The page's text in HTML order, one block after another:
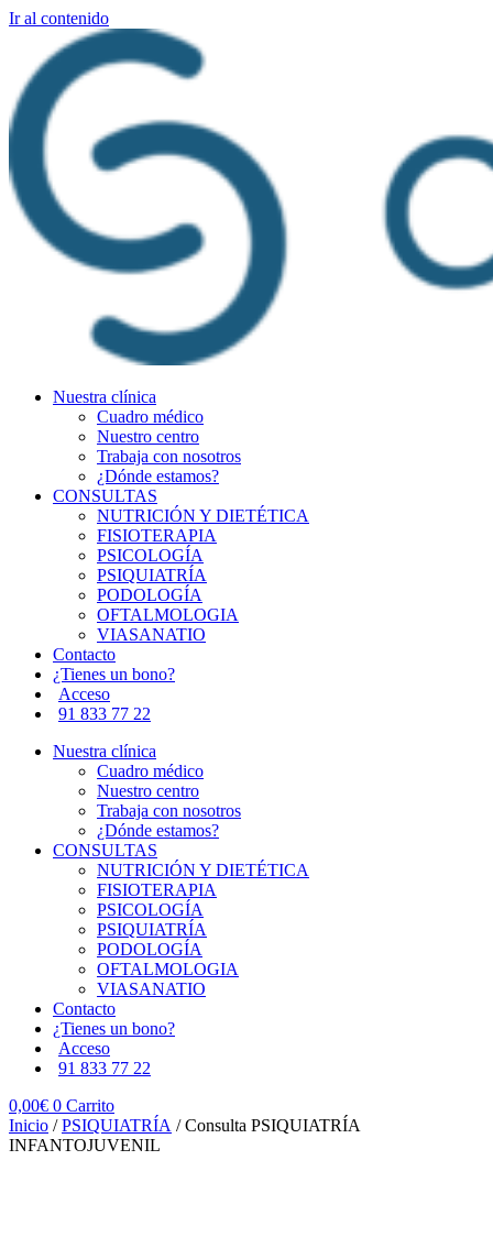
Ir al contenido
Nuestra clínica
Cuadro médico
Nuestro centro
Trabaja con nosotros
¿Dónde estamos?
CONSULTAS
NUTRICIÓN Y DIETÉTICA
FISIOTERAPIA
PSICOLOGÍA
PSIQUIATRÍA
PODOLOGÍA
OFTALMOLOGIA
VIASANATIO
Contacto
¿Tienes un bono?
Acceso
91 833 77 22
Nuestra clínica
Cuadro médico
Nuestro centro
Trabaja con nosotros
¿Dónde estamos?
CONSULTAS
NUTRICIÓN Y DIETÉTICA
FISIOTERAPIA
PSICOLOGÍA
PSIQUIATRÍA
PODOLOGÍA
OFTALMOLOGIA
VIASANATIO
Contacto
¿Tienes un bono?
Acceso
91 833 77 22
0,00€ 0 Carrito
Inicio /PSIQUIATRÍA / Consulta PSIQUIATRÍA
INFANTOJUVENIL